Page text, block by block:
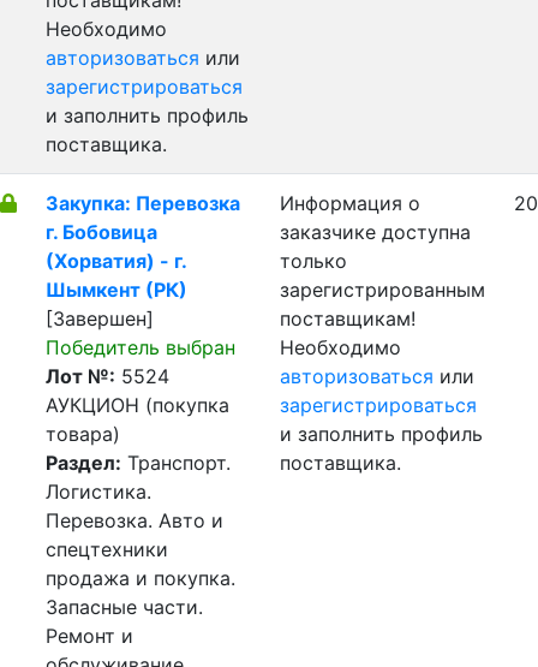
Необходимо
авторизоваться или
зарегистрироваться
и заполнить профиль
поставщика.
Закупка: Перевозка
г. Бобовица
(Хорватия) - г.
Шымкент (РК)
[Завершен]
Победитель выбран
Лот №: 5524
АУКЦИОН (покупка
товара)
Раздел: Транспорт.
Логистика.
Перевозка. Авто и
спецтехники
продажа и покупка.
Запасные части.
Ремонт и
Информация о
заказчике доступна
только
зарегистрированным
поставщикам!
Необходимо
авторизоваться или
зарегистрироваться
и заполнить профиль
поставщика.